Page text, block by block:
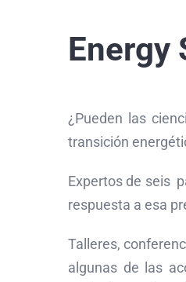
Energy
¿Pueden las
transición
Expertos de seis
respuesta a esa
Talleres,
algunas de las